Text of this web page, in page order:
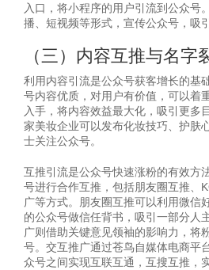
入口，将小程序的用户引流到公众号
播、短视频等形式，宣传公众号，吸
（三）内容互推与名字
利用内容引流是公众号获客增长的基
号内容优质，对用户有价值，可以着
入手，将内容效益最大化，吸引更多
家美妆企业可以发布化妆技巧、护肤
士关注公众号。
互推引流是公众号快速涨粉的有效方
号进行合作互推，包括朋友圈互推、
广等方式。朋友圈互推可以利用微信
的公众号做信任背书，吸引一部分人
广则借助关键意见领袖的影响力，将
号。交互推广通过苍鸟自媒体电商平
众号之间实现互联互通，互搜互推，